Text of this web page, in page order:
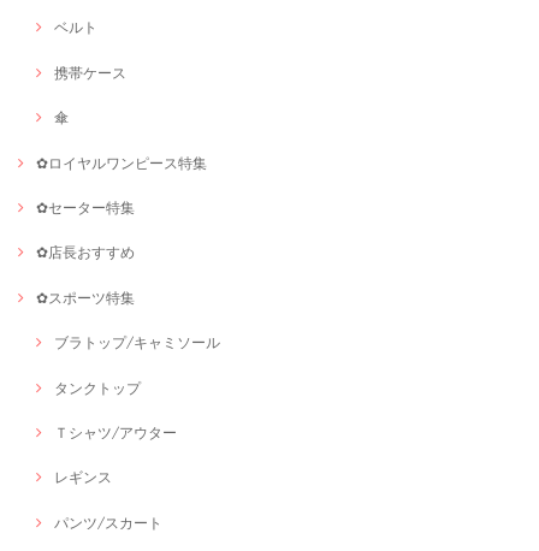
ベルト
携帯ケース
傘
✿ロイヤルワンピース特集
✿セーター特集
✿店長おすすめ
✿スポーツ特集
ブラトップ/キャミソール
タンクトップ
Ｔシャツ/アウター
レギンス
パンツ/スカート